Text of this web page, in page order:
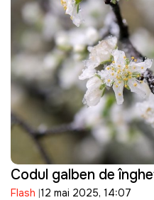
Codul galben de
Flash 12 mai 2025, 14:07